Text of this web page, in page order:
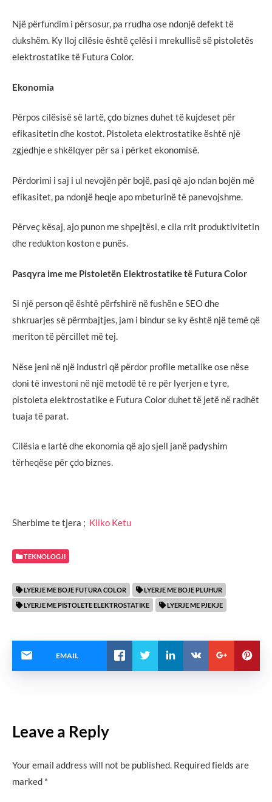
Një përfundim i përsosur, pa rrudha ose ndonjë defekt të
dukshëm. Ky lloj cilësie është çelësi i mrekullisë së pistoletës
elektrostatike të Futura Color.
Ekonomia
Përpos cilësisë së lartë, çdo biznes duhet të kujdeset për
efikasitetin dhe kostot. Pistoleta elektrostatike është një
zgjedhje e shkëlqyer për sa i përket ekonomisë.
Përdorimi i saj i ul nevojën për bojë, pasi që ajo ndan bojën më
efikasitet, pa ndonjë heqje apo mbeturinë të panevojshme.
Përveç kësaj, ajo punon me shpejtësi, e cila rrit produktivitetin
dhe redukton koston e punës.
Pasqyra ime me Pistoletën Elektrostatike të Futura Color
Si një person që është përfshirë në fushën e SEO dhe
shkruarjes së përmbajtjes, jam i bindur se ky është një temë që
meriton të përcillet më tej.
Nëse jeni në një industri që përdor profile metalike ose nëse
doni të investoni në një metodë të re për lyerjen e tyre,
pistoleta elektrostatike e Futura Color duhet të jetë në radhët
tuaja të parat.
Cilësia e lartë dhe ekonomia që ajo sjell janë padyshim
tërheqëse për çdo biznes.
Sherbime te tjera ; Kliko Ketu
TEKNOLOGJI
LYERJE ME BOJE FUTURA COLOR
LYERJE ME BOJE PLUHUR
LYERJE ME PISTOLETE ELEKTROSTATIKE
LYERJE ME PJEKJE
EMAIL
Leave a Reply
Your email address will not be published. Required fields are
marked *